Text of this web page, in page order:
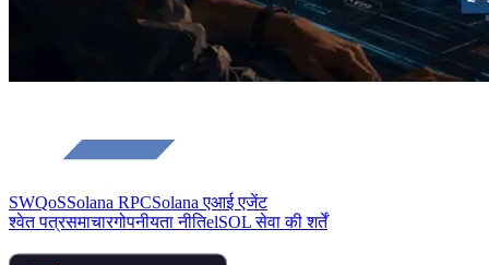
SWQoSSolana RPCSolana एआई एजेंट
श्वेत पत्रसमाचारगोपनीयता नीतिelSOL सेवा की शर्तें